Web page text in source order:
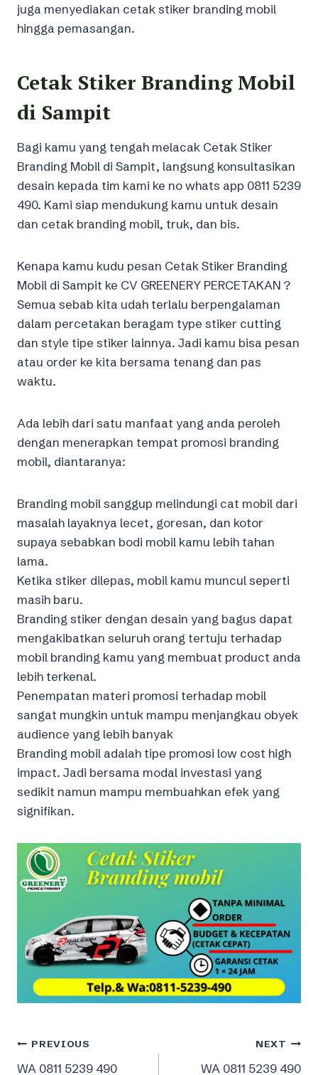
juga menyediakan cetak stiker branding mobil
hingga pemasangan.
Cetak Stiker Branding Mobil
di Sampit
Bagi kamu yang tengah melacak Cetak Stiker
Branding Mobil di Sampit, langsung konsultasikan
desain kepada tim kami ke no whats app 0811 5239
490. Kami siap mendukung kamu untuk desain
dan cetak branding mobil, truk, dan bis.
Kenapa kamu kudu pesan Cetak Stiker Branding
Mobil di Sampit ke CV GREENERY PERCETAKAN ?
Semua sebab kita udah terlalu berpengalaman
dalam percetakan beragam type stiker cutting
dan style tipe stiker lainnya. Jadi kamu bisa pesan
atau order ke kita bersama tenang dan pas
waktu.
Ada lebih dari satu manfaat yang anda peroleh
dengan menerapkan tempat promosi branding
mobil, diantaranya:
Branding mobil sanggup melindungi cat mobil dari
masalah layaknya lecet, goresan, dan kotor
supaya sebabkan bodi mobil kamu lebih tahan
lama.
Ketika stiker dilepas, mobil kamu muncul seperti
masih baru.
Branding stiker dengan desain yang bagus dapat
mengakibatkan seluruh orang tertuju terhadap
mobil branding kamu yang membuat product anda
lebih terkenal.
Penempatan materi promosi terhadap mobil
sangat mungkin untuk mampu menjangkau obyek
audience yang lebih banyak
Branding mobil adalah tipe promosi low cost high
impact. Jadi bersama modal investasi yang
sedikit namun mampu membuahkan efek yang
signifikan.
Post
PREVIOUS
WA 0811 5239 490
NEXT
WA 0811 5239 490